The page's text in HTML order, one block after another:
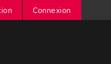
Connexion